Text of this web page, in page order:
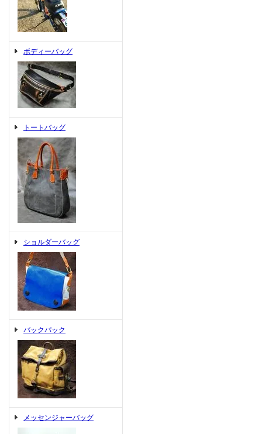
ボディーバッグ
トートバッグ
ショルダーバッグ
バックパック
メッセンジャーバッグ